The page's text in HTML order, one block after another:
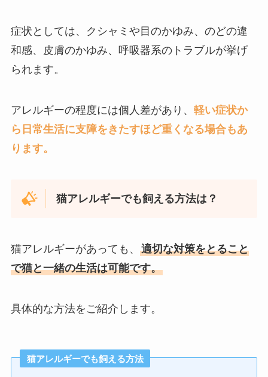
症状としては、クシャミや目のかゆみ、のどの違
和感、皮膚のかゆみ、呼吸器系のトラブルが挙げ
られます。
アレルギーの程度には個人差があり、 軽い症状か
ら日常生活に支障をきたすほど重くなる場合もあ
ります。
猫アレルギーでも飼える方法は？
猫アレルギーがあっても、 適切な対策をとること
で猫と一緒の生活は可能です。
具体的な方法をご紹介します。
猫アレルギーでも飼える方法